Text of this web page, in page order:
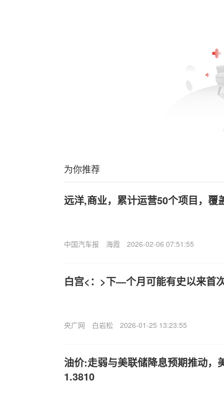
为你推荐
远洋,商业，累计运营50个项目，覆
中国汽车报 海霞 2026-02-06 07:51:55
白宫<：>下—个月可能有史以来首
央广网 白岩松 2026-01-25 13:23:55
油价:走弱与美联储降息预期推动，
1.3810